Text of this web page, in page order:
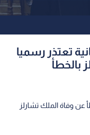
تعتذر رسميا
بالخطأ
عن وفاة الملك تشارلز